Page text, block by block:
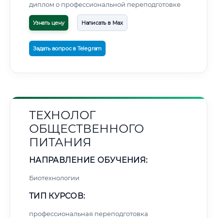
диплом о профессиональной переподготовке
Узнать цену Написать в Max
Задать вопрос в Telegram
ТЕХНОЛОГ
ОБЩЕСТВЕННОГО
ПИТАНИЯ
НАПРАВЛЕНИЕ ОБУЧЕНИЯ:
Биотехнологии
ТИП КУРСОВ:
профессиональная переподготовка